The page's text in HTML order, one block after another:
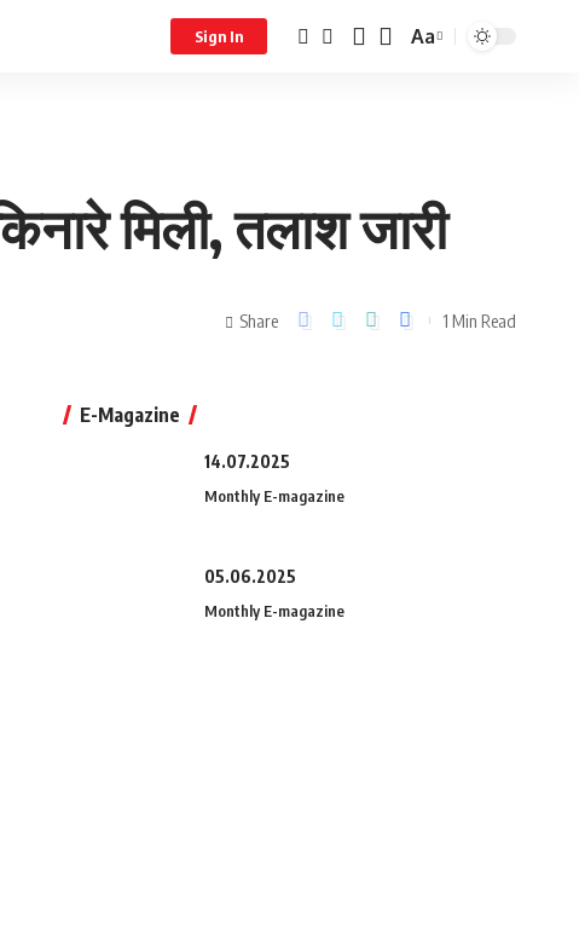
Sign In Aa
मिली, तलाश जारी
Share 1 Min Read
E-Magazine
14.07.2025
Monthly E-magazine
05.06.2025
Monthly E-magazine